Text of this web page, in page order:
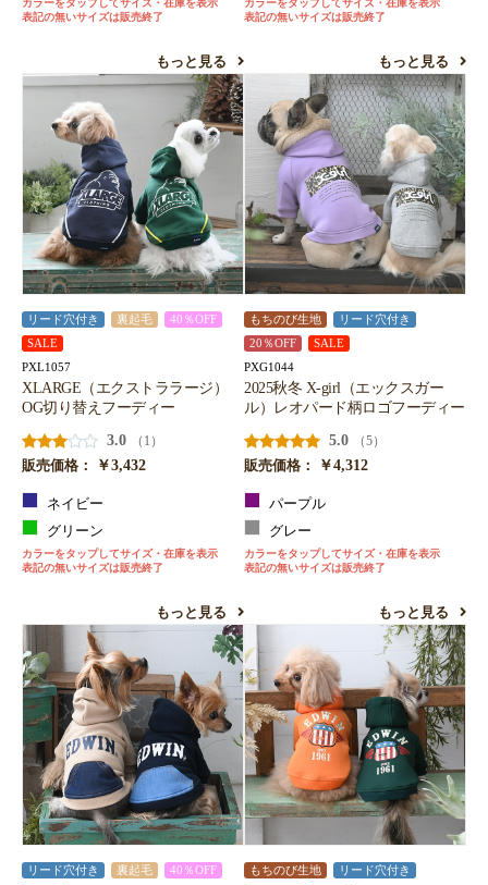
カラーをタップしてサイズ・在庫を表示
表記の無いサイズは販売終了
もっと見る
カラーをタップしてサイズ・在庫を表示
表記の無いサイズは販売終了
もっと見る
リード穴付き 裏起毛
40％OFF
SALE
PXL1057
XLARGE（エクストララージ）
OG切り替えフーディー
3.0
（1）
販売価格：
￥3,432
ネイビー
グリーン
カラーをタップしてサイズ・在庫を表示
表記の無いサイズは販売終了
もっと見る
もちのび生地
リード穴付き
20％OFF
SALE
PXG1044
2025秋冬 X-girl（エックスガー
ル）レオパード柄ロゴフーディー
5.0
（5）
販売価格：
￥4,312
パープル
グレー
カラーをタップしてサイズ・在庫を表示
表記の無いサイズは販売終了
もっと見る
リード穴付き 裏起毛
40％OFF
もちのび生地
リード穴付き
お買い物を続ける カートへ進む